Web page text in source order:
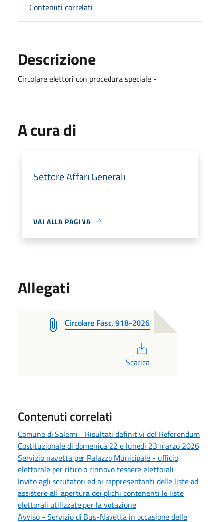
Contenuti correlati
Descrizione
Circolare elettori con procedura speciale -
A cura di
Settore Affari Generali
VAI ALLA PAGINA
Allegati
Circolare Fasc. 918-2026
Scarica
Contenuti correlati
Comune di Salemi - Risultati definitivi del Referendum
Costituzionale di domenica 22 e lunedi 23 marzo 2026
Servizio navetta per Palazzo Municipale - ufficio
elettorale per ritiro o rinnovo tessere elettorali
Invito agli scrutatori ed ai rappresentanti delle liste ad
assistere all' apertura dei plichi contenenti le liste
elettorali utilizzate per la votazione
Avviso - Servizio di Bus-Navetta in occasione delle